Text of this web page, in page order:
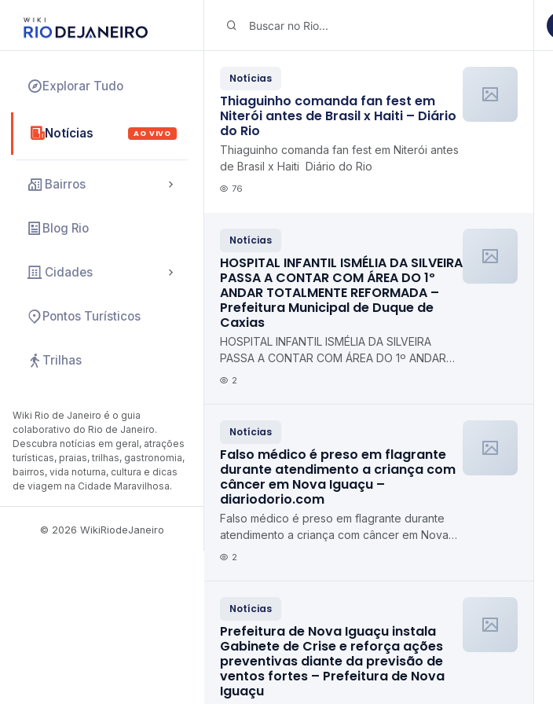
Explorar Tudo
Notícias AO VIVO
Bairros
Blog Rio
Cidades
Pontos Turísticos
Trilhas
Wiki Rio de Janeiro é o guia
colaborativo do Rio de Janeiro.
Descubra notícias em geral, atrações
turísticas, praias, trilhas, gastronomia,
bairros, vida noturna, cultura e dicas
de viagem na Cidade Maravilhosa.
© 2026 WikiRiodeJaneiro
Notícias
Thiaguinho comanda fan fest em
Niterói antes de Brasil x Haiti – Diário
do Rio
Thiaguinho comanda fan fest em Niterói antes
de Brasil x Haiti Diário do Rio
76
Notícias
HOSPITAL INFANTIL ISMÉLIA DA SILVEIRA
PASSA A CONTAR COM ÁREA DO 1º
ANDAR TOTALMENTE REFORMADA –
Prefeitura Municipal de Duque de
Caxias
HOSPITAL INFANTIL ISMÉLIA DA SILVEIRA
PASSA A CONTAR COM ÁREA DO 1º ANDAR
TOTALMENTE REFORMADA Prefeitura
2
Notícias
Falso médico é preso em flagrante
durante atendimento a criança com
câncer em Nova Iguaçu –
diariodorio.com
Falso médico é preso em flagrante durante
atendimento a criança com câncer em Nova
Iguaçu diariodorio.com
2
Notícias
Prefeitura de Nova Iguaçu instala
Gabinete de Crise e reforça ações
preventivas diante da previsão de
ventos fortes – Prefeitura de Nova
Iguaçu